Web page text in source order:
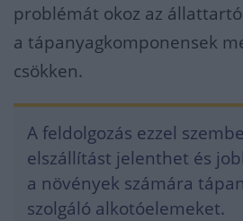
problémát okoz az
a tápanyagkomponensek
csökken.
A feldolgozás ezzel
elszállítást jelenthet és
a növények számára
szolgáló alkotóelemeket.